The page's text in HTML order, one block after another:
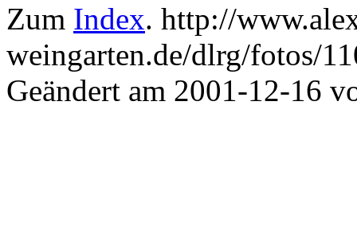
Zum Index. http://
weingarten.de/dlrg/fotos/
Geändert am 2001-12-16